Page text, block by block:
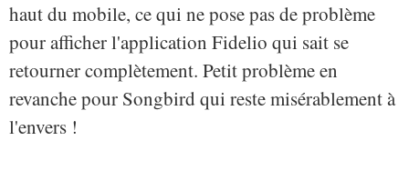
haut du mobile, ce qui ne pose pas de problème
pour afficher l'application Fidelio qui sait se
retourner complètement. Petit problème en
revanche pour Songbird qui reste misérablement à
l'envers !